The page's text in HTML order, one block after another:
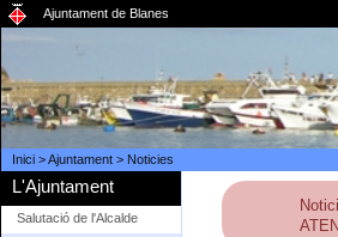
Ajuntament de Blanes
Inici>Ajuntament> Noticies
L'Ajuntament
Salutació de l'Alcalde